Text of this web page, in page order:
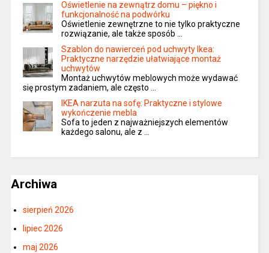
Oświetlenie na zewnątrz domu – piękno i
funkcjonalność na podwórku
Oświetlenie zewnętrzne to nie tylko praktyczne
rozwiązanie, ale także sposób …
Szablon do nawierceń pod uchwyty Ikea:
Praktyczne narzędzie ułatwiające montaż
uchwytów
Montaż uchwytów meblowych może wydawać
się prostym zadaniem, ale często …
IKEA narzuta na sofę: Praktyczne i stylowe
wykończenie mebla
Sofa to jeden z najważniejszych elementów
każdego salonu, ale z …
Archiwa
sierpień 2026
lipiec 2026
maj 2026